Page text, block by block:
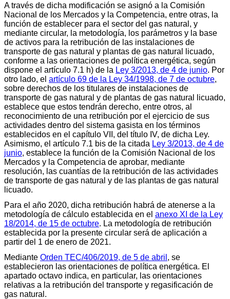
A través de dicha modificación se asignó a la Comisión
Nacional de los Mercados y la Competencia, entre otras, la
función de establecer para el sector del gas natural, y
mediante circular, la metodología, los parámetros y la base
de activos para la retribución de las instalaciones de
transporte de gas natural y plantas de gas natural licuado,
conforme a las orientaciones de política energética, según
dispone el artículo 7.1 h) de la Ley 3/2013, de 4 de junio. Por
otro lado, el artículo 69 de la Ley 34/1998, de 7 de octubre,
sobre derechos de los titulares de instalaciones de
transporte de gas natural y de plantas de gas natural licuado,
establece que estos tendrán derecho, entre otros, al
reconocimiento de una retribución por el ejercicio de sus
actividades dentro del sistema gasista en los términos
establecidos en el capítulo VII, del título IV, de dicha Ley.
Asimismo, el artículo 7.1 bis de la citada Ley 3/2013, de 4 de
junio, establece la función de la Comisión Nacional de los
Mercados y la Competencia de aprobar, mediante
resolución, las cuantías de la retribución de las actividades
de transporte de gas natural y de las plantas de gas natural
licuado.
Para el año 2020, dicha retribución habrá de atenerse a la
metodología de cálculo establecida en el anexo XI de la Ley
18/2014, de 15 de octubre. La metodología de retribución
establecida por la presente circular será de aplicación a
partir del 1 de enero de 2021.
Mediante Orden TEC/406/2019, de 5 de abril , se
establecieron las orientaciones de política energética. El
apartado octavo indica, en particular, las orientaciones
relativas a la retribución del transporte y regasificación de
gas natural.